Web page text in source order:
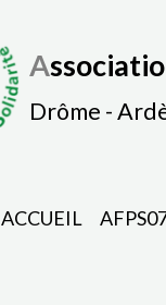
A
Drôme -
ACCUEIL